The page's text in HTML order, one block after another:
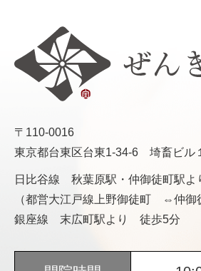
〒110-0016
東京都台東区台東1-34-6 埼畜ビル
日比谷線 秋葉原駅・仲御徒町駅
（都営大江戸線上野御徒町 ⇔仲御
銀座線 末広町駅より 徒歩5分